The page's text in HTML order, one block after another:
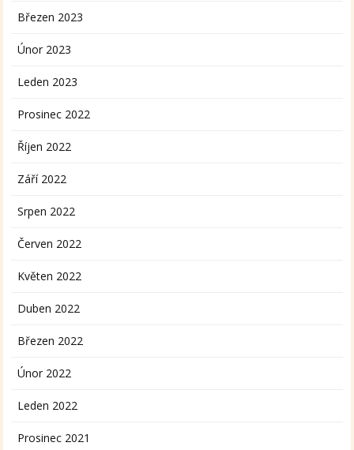
Březen 2023
Únor 2023
Leden 2023
Prosinec 2022
Říjen 2022
Září 2022
Srpen 2022
Červen 2022
Květen 2022
Duben 2022
Březen 2022
Únor 2022
Leden 2022
Prosinec 2021